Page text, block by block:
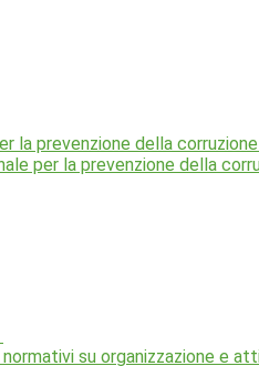
la prevenzione della
per la prevenzione della
su organizzazione e